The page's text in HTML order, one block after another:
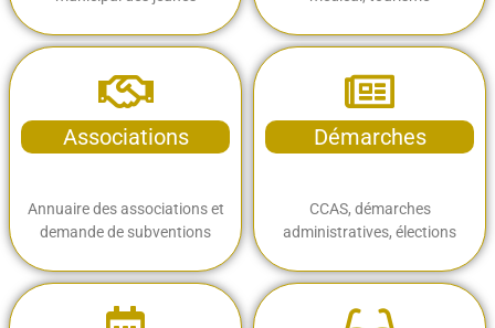
Associations
Annuaire des associations et
demande de subventions
Démarches
CCAS, démarches
administratives, élections